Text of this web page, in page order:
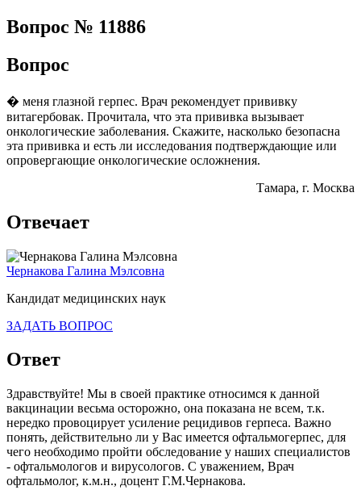
Вопрос № 11886
Вопрос
� меня глазной герпес. Врач рекомендует прививку
витагербовак. Прочитала, что эта прививка вызывает
онкологические заболевания. Скажите, насколько безопасна
эта прививка и есть ли исследования подтверждающие или
опровергающие онкологические осложнения.
Тамара, г. Москва
Отвечает
Чернакова Галина Мэлсовна
Кандидат медицинских наук
ЗАДАТЬ ВОПРОС
Ответ
Здравствуйте! Мы в своей практике относимся к данной
вакцинации весьма осторожно, она показана не всем, т.к.
нередко провоцирует усиление рецидивов герпеса. Важно
понять, действительно ли у Вас имеется офтальмогерпес, для
чего необходимо пройти обследование у наших специалистов
- офтальмологов и вирусологов. С уважением, Врач
офтальмолог, к.м.н., доцент Г.М.Чернакова.